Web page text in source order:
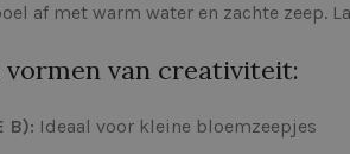
af met warm water en zachte zeep.
van creativiteit:
B): Ideaal voor kleine bloemzeepjes